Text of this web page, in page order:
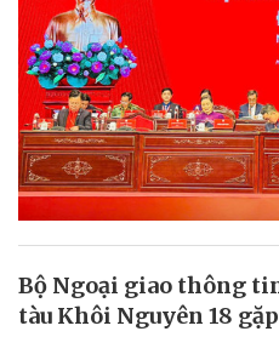
Bộ Ngoại giao thông
tàu Khôi Nguyên 18